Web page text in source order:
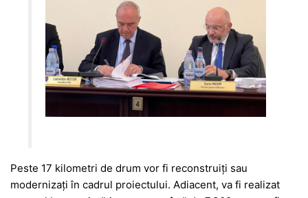
Peste 17 kilometri de drum vor fi reconstruiți sau
modernizați în cadrul proiectului. Adiacent, va fi realizat